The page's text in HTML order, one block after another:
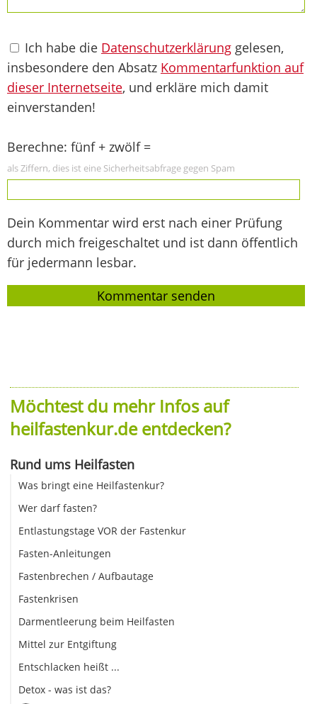
Ich habe die Datenschutzerklärung gelesen,
insbesondere den Absatz Kommentarfunktion auf
dieser Internetseite, und erkläre mich damit
einverstanden!
Berechne: fünf + zwölf =
als Ziffern, dies ist eine Sicherheitsabfrage gegen Spam
Dein Kommentar wird erst nach einer Prüfung
durch mich freigeschaltet und ist dann öffentlich
für jedermann lesbar.
Möchtest du mehr Infos auf
heilfastenkur.de entdecken?
Rund ums Heilfasten
Was bringt eine Heilfastenkur?
Wer darf fasten?
Entlastungstage VOR der Fastenkur
Fasten-Anleitungen
Fastenbrechen / Aufbautage
Fastenkrisen
Darmentleerung beim Heilfasten
Mittel zur Entgiftung
Entschlacken heißt ...
Detox - was ist das?